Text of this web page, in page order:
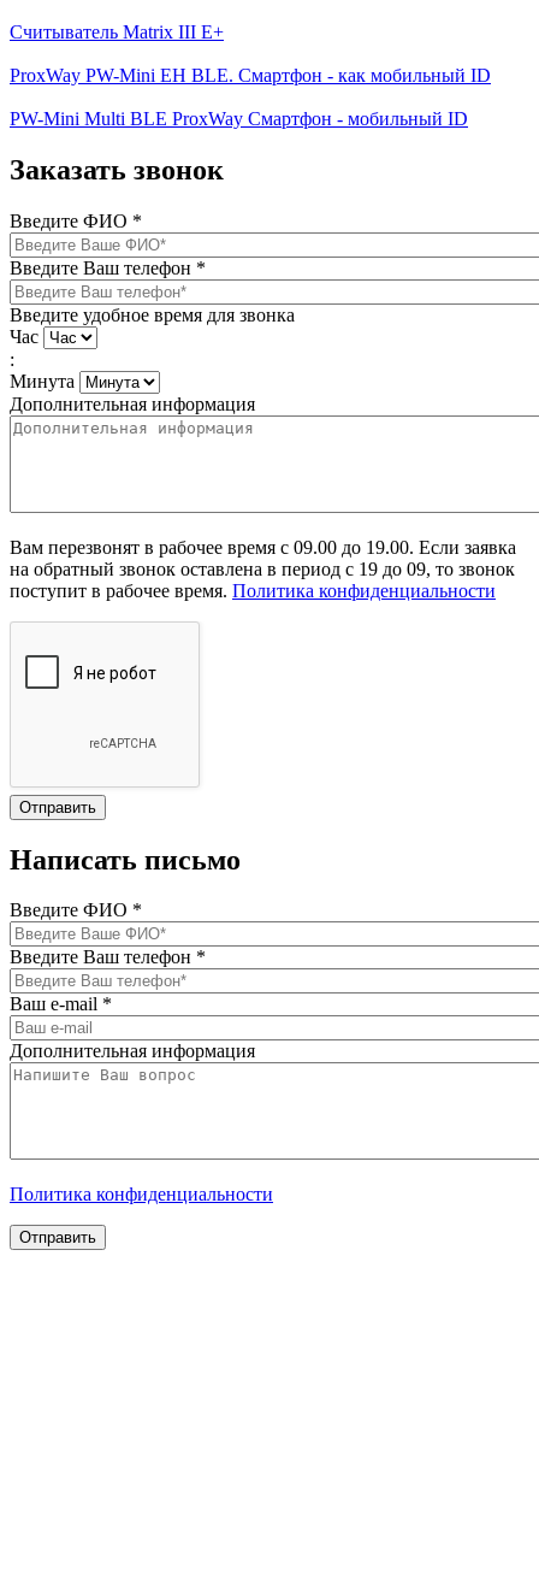
Считыватель Matrix III E+
ProxWay PW-Mini EH BLE. Смартфон - как мобильный ID
PW-Mini Multi BLE ProxWay Смартфон - мобильный ID
Заказать звонок
Введите ФИО *
Введите Ваш телефон *
Введите удобное время для звонка
Час
:
Минута
Дополнительная информация
Вам перезвонят в рабочее время с 09.00 до 19.00. Если заявка
на обратный звонок оставлена в период с 19 до 09, то звонок
поступит в рабочее время. Политика конфиденциальности
Написать письмо
Введите ФИО *
Введите Ваш телефон *
Ваш e-mail *
Дополнительная информация
Политика конфиденциальности